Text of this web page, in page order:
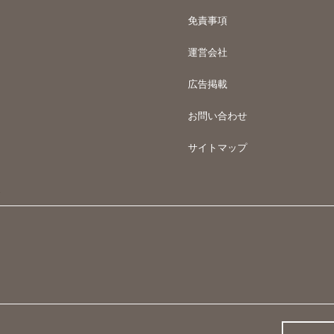
免責事項
運営会社
広告掲載
お問い合わせ
サイトマップ